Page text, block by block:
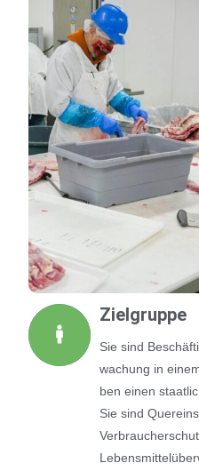
Ziel­grup­pe
Sie sind
wa­chung in
ben einen
Sie sind